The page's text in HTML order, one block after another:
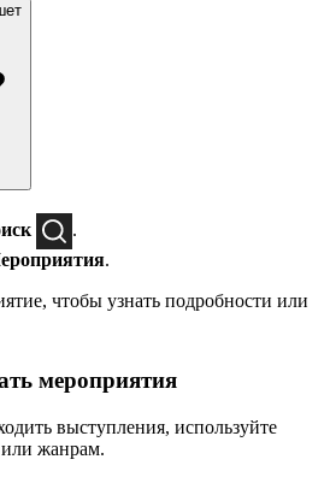
.
.
чтобы узнать подробности или
мероприятия
выступления, используйте
жанрам.